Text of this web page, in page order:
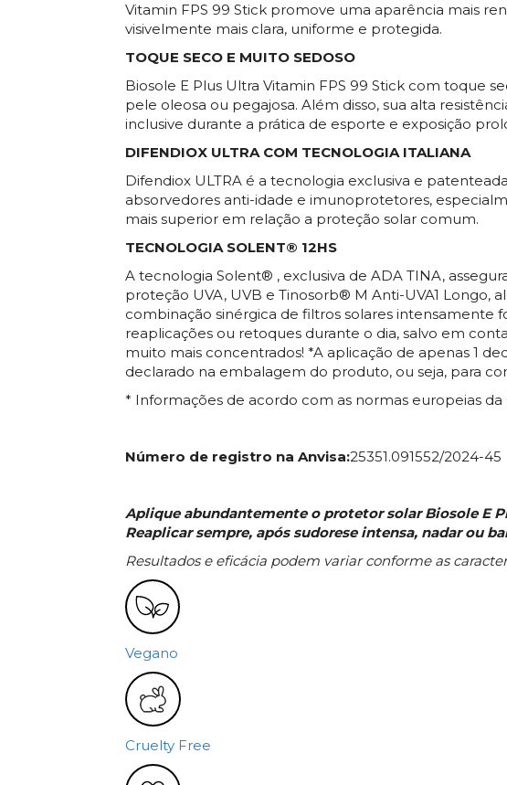
Vitamin FPS 99 Stick promove uma aparência mais
visivelmente mais clara, uniforme e protegida.
TOQUE SECO E MUITO SEDOSO
Biosole E Plus Ultra Vitamin FPS 99 Stick com toque
pele oleosa ou pegajosa. Além disso, sua alta
inclusive durante a prática de esporte e exposição
DIFENDIOX ULTRA COM TECNOLOGIA ITALIANA
Difendiox ULTRA é a tecnologia exclusiva e
absorvedores anti-idade e imunoprotetores,
mais superior em relação a proteção solar comum.
TECNOLOGIA SOLENT® 12HS
A tecnologia Solent® , exclusiva de ADA TINA,
proteção UVA, UVB e Tinosorb® M Anti-UVA1 Longo,
combinação sinérgica de filtros solares intensamente
reaplicações ou retoques durante o dia, salvo em
muito mais concentrados! *A aplicação de apenas 1
declarado na embalagem do produto, ou seja, para
* Informações de acordo com as normas europeias da
Número de registro na Anvisa:25351.091552/2024-45
Aplique abundantemente o protetor solar Biosole E
Reaplicar sempre, após sudorese intensa, nadar ou
Resultados e eficácia podem variar conforme as
Vegano
Cruelty Free